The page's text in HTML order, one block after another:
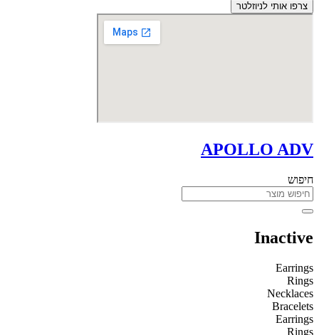
צרפו אותי לניוזלטר
APOLLO ADV
חיפוש
Inactive
Earrings
Rings
Necklaces
Bracelets
Earrings
Rings